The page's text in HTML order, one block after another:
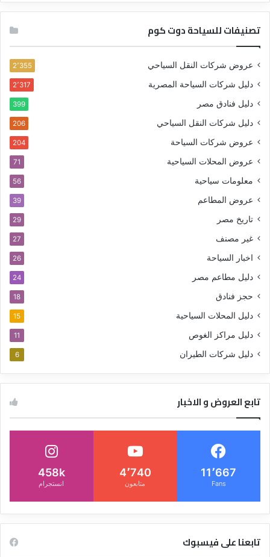
تصنيفات للسياحة دوت كوم
عروض شركات النقل السياحي 2٬355
دليل شركات السياحة المصرية 2٬317
دليل فنادق مصر 399
دليل شركات النقل السياحي 206
عروض شركات السياحة 204
عروض المحلات السياحية 71
معلومات سياحية 56
عروض المطاعم 39
تاريخ مصر 29
غير مصنف 27
اخبار السياحة 26
دليل مطاعم مصر 24
حجز فنادق 18
دليل المحلات السياحية 15
دليل مراكز الغوص 11
دليل شركات الطيران 6
تابع العروض و الاخبار
11٬667
Fans
4٬740
متابعون
458k
انستجرام
تابعنا على فيسبوك